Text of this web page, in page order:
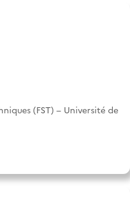
(FST) – Université de